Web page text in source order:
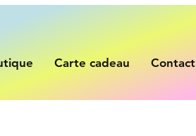
Carte cadeau Contact